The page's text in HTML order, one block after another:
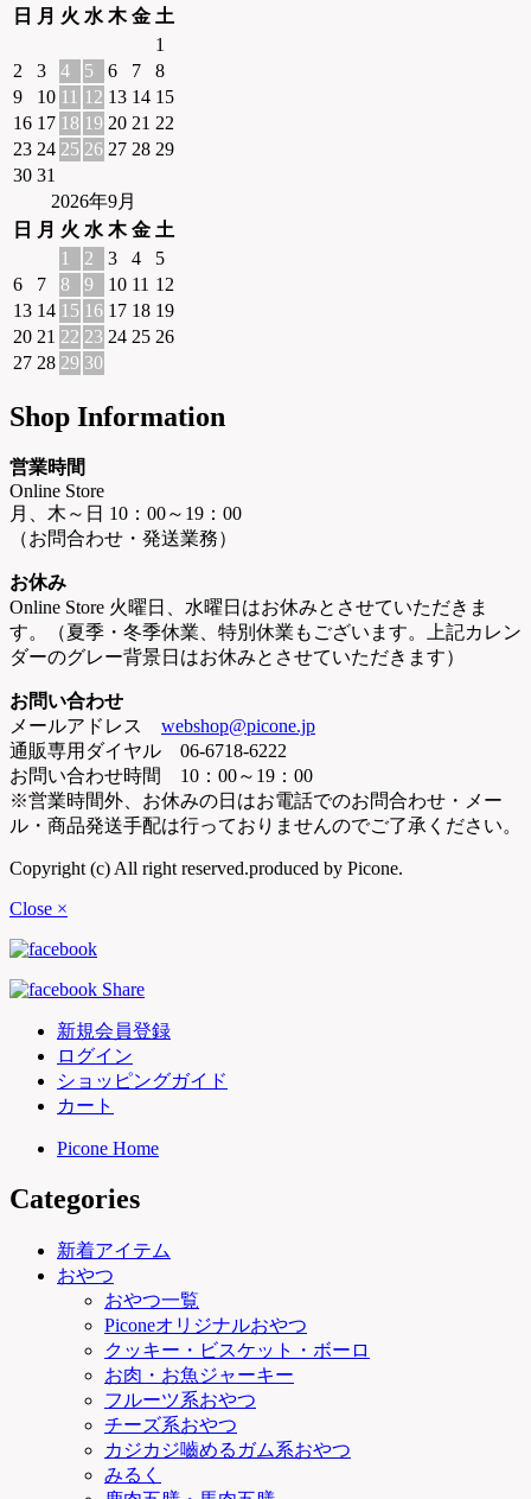
日 月 火 水 木 金 土
1
2
3 4 5 6 7
8
9
10 11 12 13 14 15
16 17 18 19 20 21 22
23 24 25 26 27 28 29
30 31
2026年9月
日
月 火 水 木 金 土
1
2 3 4
5
6
7 8 9 10 11 12
13 14 15 16 17 18 19
20 21 22 23 24 25 26
27 28 29 30
Shop Information
営業時間
Online Store
月、木～日 10：00～19：00
（お問合わせ・発送業務）
お休み
Online Store 火曜日、水曜日はお休みとさせていただきま
す。（夏季・冬季休業、特別休業もございます。上記カレン
ダーのグレー背景日はお休みとさせていただきます）
お問い合わせ
メールアドレス webshop@picone.jp
通販専用ダイヤル 06-6718-6222
お問い合わせ時間 10：00～19：00
※営業時間外、お休みの日はお電話でのお問合わせ・メー
ル・商品発送手配は行っておりませんのでご了承ください。
Copyright (c) All right reserved.produced by Picone.
Close ×
新規会員登録
ログイン
ショッピングガイド
カート
Picone Home
Categories
新着アイテム
おやつ
おやつ一覧
Piconeオリジナルおやつ
クッキー・ビスケット・ボーロ
お肉・お魚ジャーキー
フルーツ系おやつ
チーズ系おやつ
カジカジ嚙めるガム系おやつ
みるく